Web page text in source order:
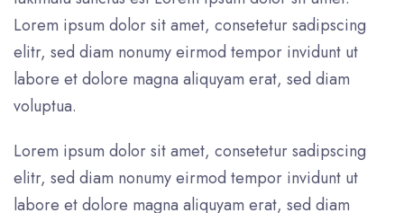
Lorem ipsum dolor sit amet, consetetur sadipscing
elitr, sed diam nonumy eirmod tempor invidunt ut
labore et dolore magna aliquyam erat, sed diam
voluptua.
Lorem ipsum dolor sit amet, consetetur sadipscing
elitr, sed diam nonumy eirmod tempor invidunt ut
labore et dolore magna aliquyam erat, sed diam